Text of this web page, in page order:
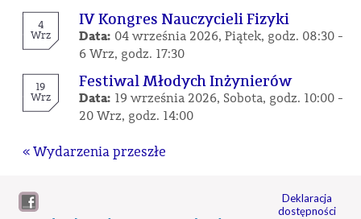
4
Wrz
IV Kongres Nauczycieli Fizyki
Data: 04 września 2026, Piątek, godz. 08:30 -
6 Wrz, godz. 17:30
19
Wrz
Festiwal Młodych Inżynierów
Data: 19 września 2026, Sobota, godz. 10:00 -
20 Wrz, godz. 14:00
« Wydarzenia przeszłe
Deklaracja
dostępności